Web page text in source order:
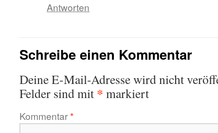
Antworten
Schreibe einen Kommentar
Deine E-Mail-Adresse wird nicht
Felder sind mit * markiert
Kommentar*